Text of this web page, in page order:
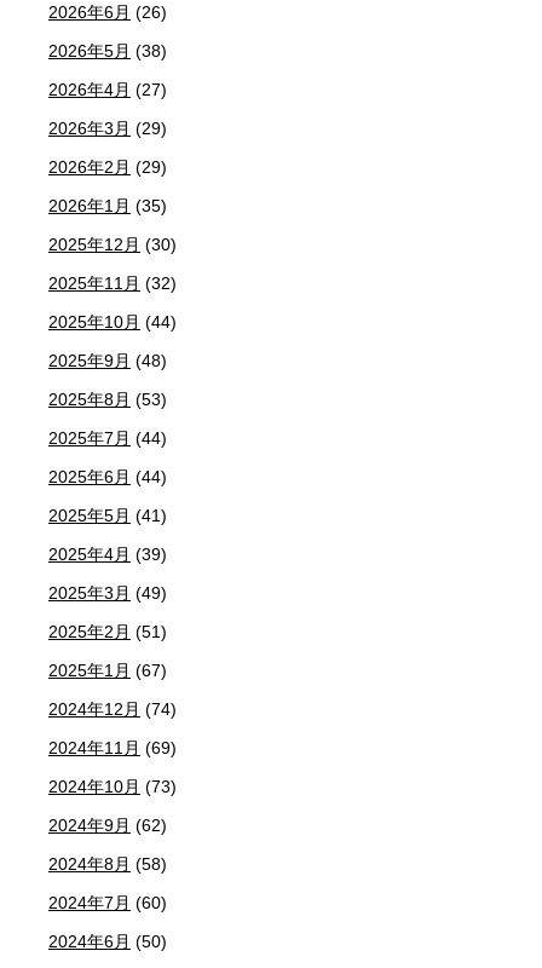
2026年6月 (26)
2026年5月 (38)
2026年4月 (27)
2026年3月 (29)
2026年2月 (29)
2026年1月 (35)
2025年12月 (30)
2025年11月 (32)
2025年10月 (44)
2025年9月 (48)
2025年8月 (53)
2025年7月 (44)
2025年6月 (44)
2025年5月 (41)
2025年4月 (39)
2025年3月 (49)
2025年2月 (51)
2025年1月 (67)
2024年12月 (74)
2024年11月 (69)
2024年10月 (73)
2024年9月 (62)
2024年8月 (58)
2024年7月 (60)
2024年6月 (50)